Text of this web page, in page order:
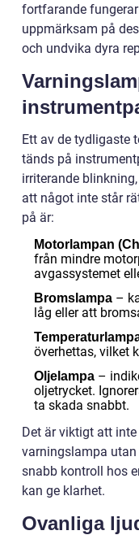
fortfarande
uppmärksam på
och undvika dyra
Ett av de tydligaste
tänds på
irriterande
att något inte står
på är:
Motorlampan
från mindre
avgassystemet
Bromslampa –
låg eller att
överhettas, vilket
Oljelampa –
oljetrycket.
ta skada snabbt.
Det är viktigt att
varningslampa utan
snabb kontroll hos
kan ge klarhet.
Ovanliga